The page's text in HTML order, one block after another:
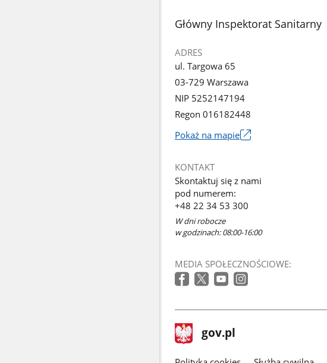
stopka
Główny Inspektorat Sanitarny
ADRES
ul. Targowa 65
03-729 Warszawa
NIP 5252147194
Regon 016182448
Pokaż na mapie
się
w
nowym
oknie
KONTAKT
Skontaktuj się z nami
pod numerem:
+48 22 34 53 300
W dni robocze
w godzinach: 08:00-16:00
MEDIA SPOŁECZNOŚCIOWE:
stopka
gov.pl Strona
gov.pl